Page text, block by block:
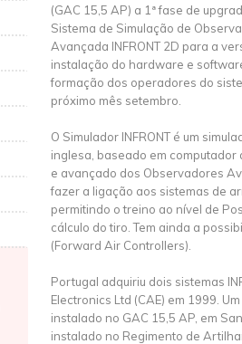
(GAC 15,5 AP) a 1ª fase de
Sistema de Simulação de
Avançada INFRONT 2D para a
instalação do hardware e
formação dos operadores do
próximo mês setembro.
O Simulador INFRONT é um
inglesa, baseado em
e avançado dos Observadores
fazer a ligação aos sistemas de
permitindo o treino ao nível de
cálculo do tiro. Tem ainda a
(Forward Air Controllers).
Portugal adquiriu dois sistemas
Electronics Ltd (CAE) em 1999.
instalado no GAC 15,5 AP, em
instalado no Regimento de